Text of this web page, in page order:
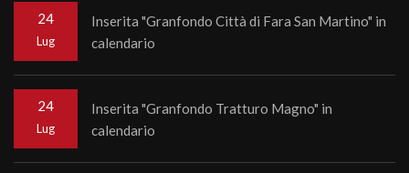
24
Lug
Inserita "Granfondo Città di Fara San Martino" in
calendario
24
Lug
Inserita "Granfondo Tratturo Magno" in
calendario